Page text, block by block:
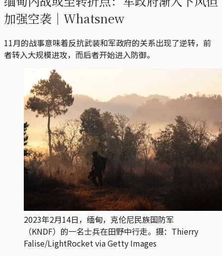
加强空袭｜Whatsnew
11月的战事意味着反抗武装和军政府的关系出现了逆转，前
者转入大规模进攻，而后者开始进入防御。
2023年2月14日，缅甸，克伦尼民族国防军
（KNDF）的一名士兵在田野中行走。摄：Thierry
Falise/LightRocket via Getty Images